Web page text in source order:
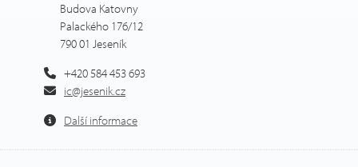
Budova Katovny
Palackého 176/12
790 01 Jeseník
+420 584 453 693
ic@jesenik.cz
Další informace